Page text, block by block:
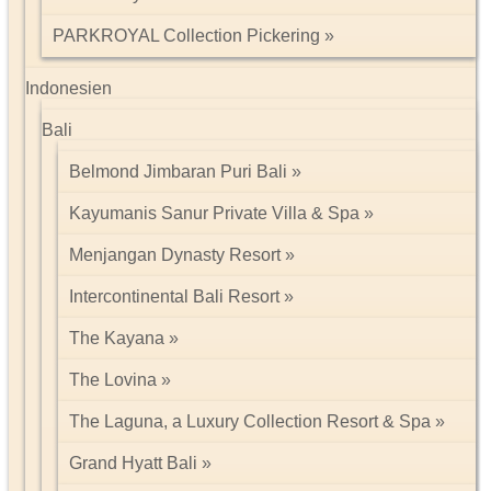
PARKROYAL Collection Pickering
Indonesien
Bali
Belmond Jimbaran Puri Bali
Kayumanis Sanur Private Villa & Spa
Menjangan Dynasty Resort
Intercontinental Bali Resort
The Kayana
The Lovina
The Laguna, a Luxury Collection Resort & Spa
Grand Hyatt Bali